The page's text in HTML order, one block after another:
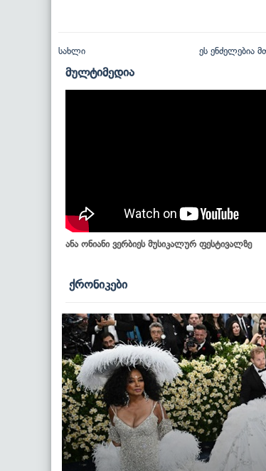
სახლი ეს ენძელებია
მულტიმედია
ანა ონიანი ვერბიეს მუსიკალურ ფესტივალზე
ქრონიკები